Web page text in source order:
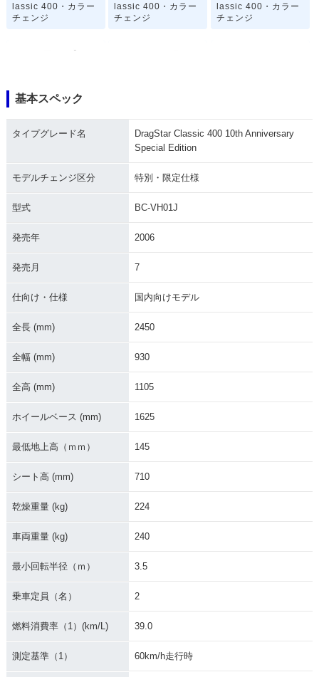
lassic 400・カラー
チェンジ
lassic 400・カラー
チェンジ
lassic 400・カラー
チェンジ
lassic 400・マイナ
lassic 400・カラー
チェンジ
lassic 400・カラー
lassic 400 10th An
Edition・特別・限定
仕様
lassic 400・カラー
2004年 DragStar C
lassic 400・マイナ
2003年 DragStar C
lassic 400・カラー
2001年 DragStar C
ーチェンジ
1999年 DragStar C
チェンジ
基本スペック
タイプグレード名
DragStar Classic 400 10th Anniversary
Special Edition
モデルチェンジ区分 特別・限定仕様
型式 BC-VH01J
発売年 2006
発売月 7
仕向け・仕様 国内向けモデル
全長 (mm) 2450
全幅 (mm) 930
全高 (mm) 1105
ホイールベース (mm) 1625
最低地上高（ｍｍ） 145
シート高 (mm) 710
乾燥重量 (kg) 224
車両重量 (kg) 240
最小回転半径（ｍ） 3.5
乗車定員（名） 2
燃料消費率（1）(km/L) 39.0
測定基準（1） 60km/h走行時